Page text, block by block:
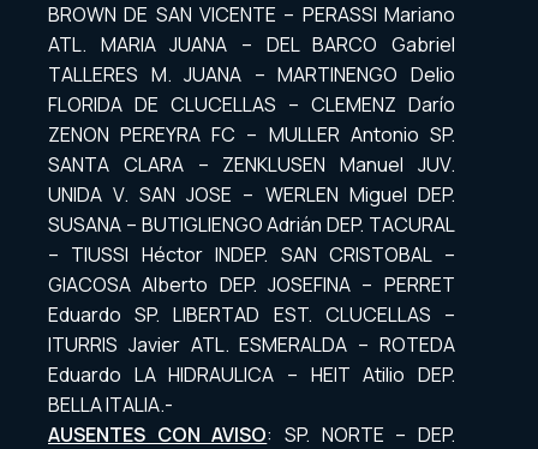
BROWN DE SAN VICENTE – PERASSI Mariano
ATL. MARIA JUANA – DEL BARCO Gabriel
TALLERES M. JUANA – MARTINENGO Delio
FLORIDA DE CLUCELLAS – CLEMENZ Darío
ZENON PEREYRA FC – MULLER Antonio SP.
SANTA CLARA – ZENKLUSEN Manuel JUV.
UNIDA V. SAN JOSE – WERLEN Miguel DEP.
SUSANA – BUTIGLIENGO Adrián DEP. TACURAL
– TIUSSI Héctor INDEP. SAN CRISTOBAL –
GIACOSA Alberto DEP. JOSEFINA – PERRET
Eduardo SP. LIBERTAD EST. CLUCELLAS –
ITURRIS Javier ATL. ESMERALDA – ROTEDA
Eduardo LA HIDRAULICA – HEIT Atilio DEP.
BELLA ITALIA.-
AUSENTES CON AVISO: SP. NORTE – DEP.